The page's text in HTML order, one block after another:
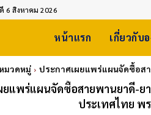
6 สิงหาคม 2026
หน้าแรก เกี่ยวกับ
มวดหมู่ ประกาศเผยแพร่แผนจัดซื้อสา
ยแพร่แผนจัดซื้อสายพานยาดี-ยา
ประเทศไทย พ